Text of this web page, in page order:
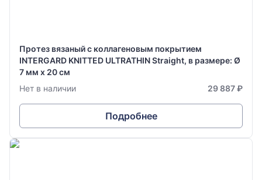
Протез вязаный с коллагеновым покрытием
INTERGARD KNITTED ULTRATHIN Straight, в размере: Ø
7 мм х 20 см
Нет в наличии
29 887 ₽
Подробнее